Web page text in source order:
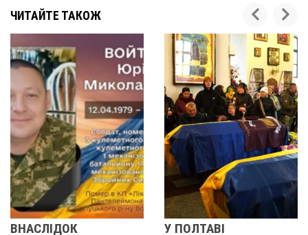
ЧИТАЙТЕ ТАКОЖ